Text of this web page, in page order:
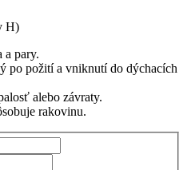
H)
pary.
po požití a vniknutí do dýchacích
alebo závraty.
rakovinu.